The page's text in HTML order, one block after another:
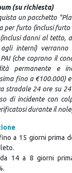
(su richiesta)
un pacchetto
per furto (inclusi
danni al tetto,
interni) verranno
(che coprono il
permanente e
fino a €100.000)
stradale 24 ore su
di incidente con
durante il
a 15 giorni prima
14 a 8 giorni